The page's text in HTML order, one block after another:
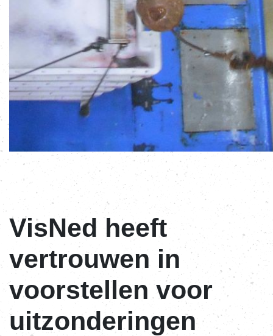
VisNed heeft
vertrouwen in
voorstellen voor
uitzonderingen